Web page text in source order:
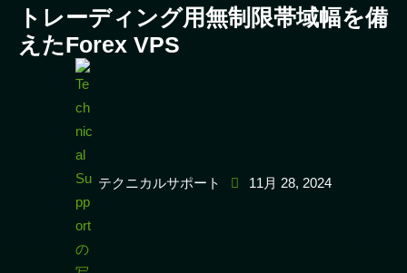
トレーディング用無制限帯域幅を備
えたForex VPS
テクニカルサポート 11月 28, 2024